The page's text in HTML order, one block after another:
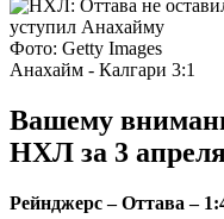
Фото: Getty Images
Анахайм - Калгари 3:1
Вашему
НХЛ за 3
Рейнджерс – Оттава –